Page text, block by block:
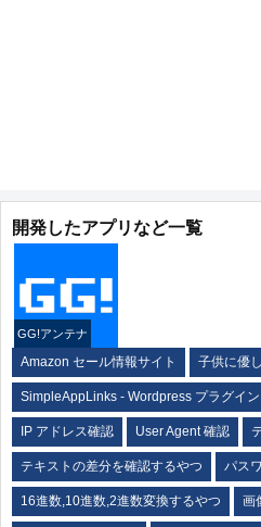
開発したアプリなど一覧
GG!アンテナ
Amazon セール情報サイト 子供に優
SimpleAppLinks - Wordpress プラグイン
IP アドレス確認 User Agent 確認
テキストの差分を確認するやつ パス
16進数,10進数,2進数変換するやつ 画